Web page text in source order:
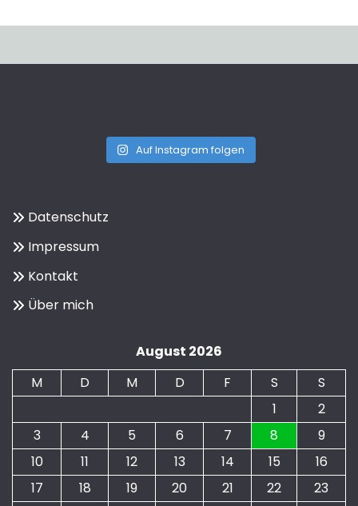
Auf Instagram folgen
Datenschutz
Impressum
Kontakt
Über mich
August 2026
M
D M D F S
S
1
2
3
4 5 6 7 8
9
10
11 12 13 14 15
16
17
18 19 20 21 22
23